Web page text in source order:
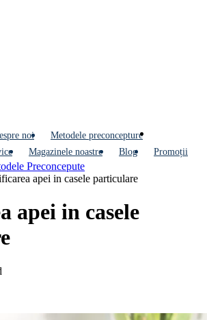
noi
Metodele preconcepture
Мagazinele noastre Blog
Promoții
Preconcepute
apei in casele particulare
apei in casele